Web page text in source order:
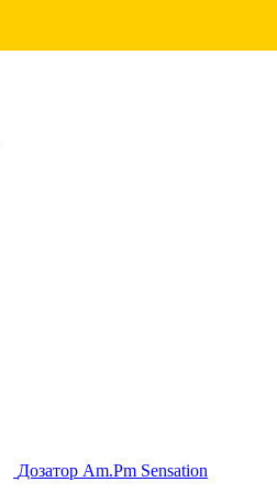
Дозатор Am.Pm Sensation